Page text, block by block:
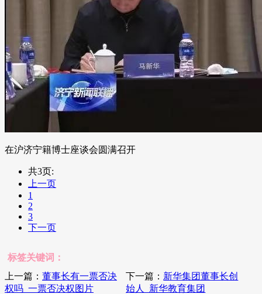
在沪济宁籍博士座谈会圆满召开
共3页:
上一页
1
2
3
下一页
标签关键词：
上一篇： 董事长有一票否决
权吗_一票否决权图片
下一篇： 新华集团董事长创
始人_新华教育集团